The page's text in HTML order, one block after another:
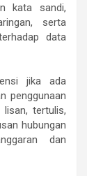
kata sandi,
serta
data
jika ada
penggunaan
tertulis,
hubungan
dan